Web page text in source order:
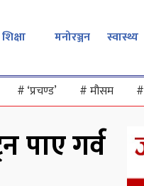
शिक्षा मनोरञ्जन स्वास्थ्य
#‘प्रचण्ड’ #मौसम #
पाए गर्व